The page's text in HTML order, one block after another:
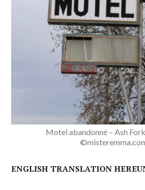
Motel abandonné – Ash
ENGLISH TRANSLATION